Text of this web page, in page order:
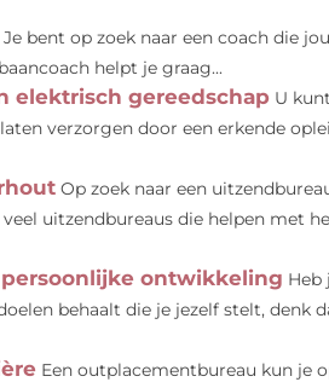
Je bent op zoek naar een coach die
helpt je graag...
elektrisch gereedschap U
verzorgen door een erkende
Op zoek naar een
uitzendbureaus die helpen met
ontwikkeling Heb
behaalt die je jezelf stelt, denk
Een outplacementbureau kun je